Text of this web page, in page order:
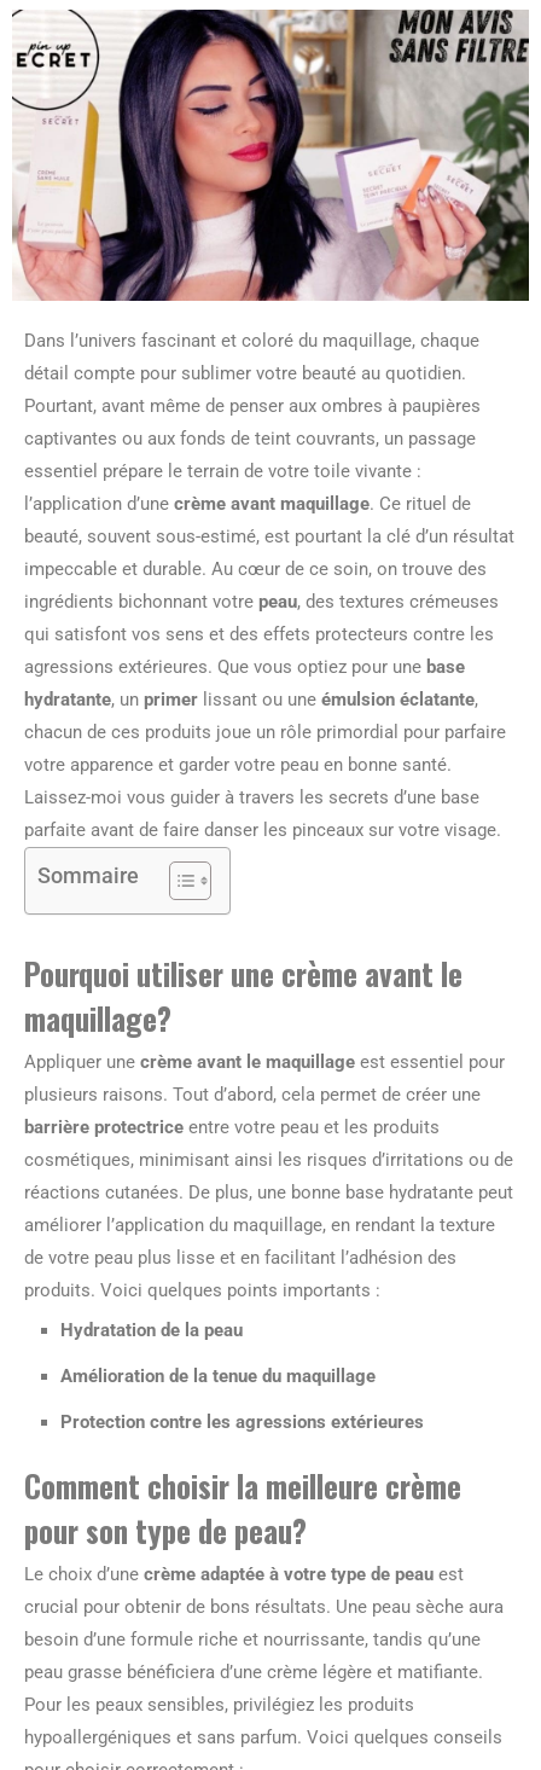
Dans l’univers fascinant et coloré du maquillage, chaque
détail compte pour sublimer votre beauté au quotidien.
Pourtant, avant même de penser aux ombres à paupières
captivantes ou aux fonds de teint couvrants, un passage
essentiel prépare le terrain de votre toile vivante :
l’application d’une crème avant maquillage. Ce rituel de
beauté, souvent sous-estimé, est pourtant la clé d’un résultat
impeccable et durable. Au cœur de ce soin, on trouve des
ingrédients bichonnant votre peau, des textures crémeuses
qui satisfont vos sens et des effets protecteurs contre les
agressions extérieures. Que vous optiez pour une base
hydratante, un primer lissant ou une émulsion éclatante,
chacun de ces produits joue un rôle primordial pour parfaire
votre apparence et garder votre peau en bonne santé.
Laissez-moi vous guider à travers les secrets d’une base
parfaite avant de faire danser les pinceaux sur votre visage.
Sommaire
Pourquoi utiliser une crème avant le
maquillage?
Appliquer une crème avant le maquillage est essentiel pour
plusieurs raisons. Tout d’abord, cela permet de créer une
barrière protectrice entre votre peau et les produits
cosmétiques, minimisant ainsi les risques d’irritations ou de
réactions cutanées. De plus, une bonne base hydratante peut
améliorer l’application du maquillage, en rendant la texture
de votre peau plus lisse et en facilitant l’adhésion des
produits. Voici quelques points importants :
Hydratation de la peau
Amélioration de la tenue du maquillage
Protection contre les agressions extérieures
Comment choisir la meilleure crème
pour son type de peau?
Le choix d’une crème adaptée à votre type de peau est
crucial pour obtenir de bons résultats. Une peau sèche aura
besoin d’une formule riche et nourrissante, tandis qu’une
peau grasse bénéficiera d’une crème légère et matifiante.
Pour les peaux sensibles, privilégiez les produits
hypoallergéniques et sans parfum. Voici quelques conseils